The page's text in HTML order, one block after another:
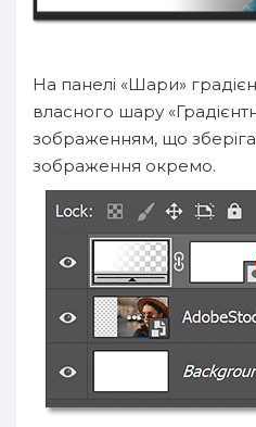
На панелі «Шари»
власного шару
зображенням, що
зображення окремо.